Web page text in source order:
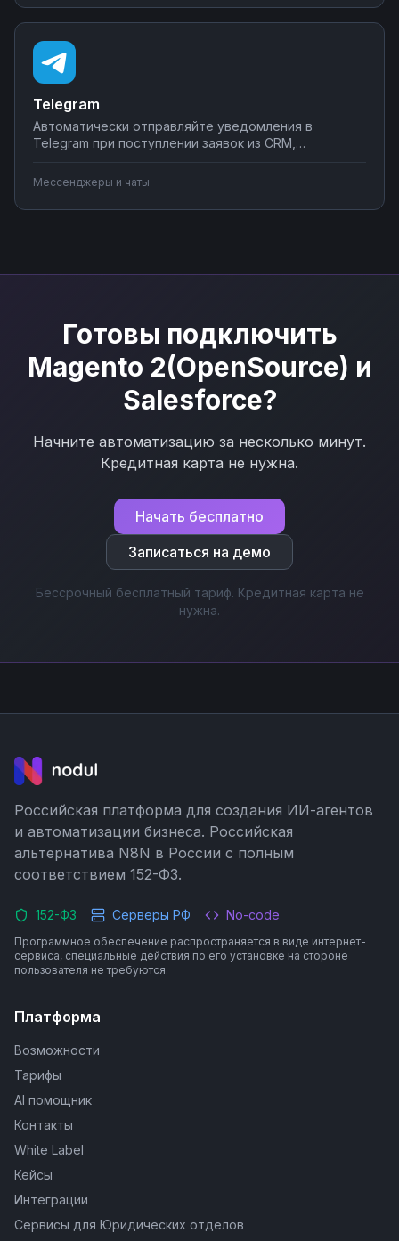
сложных сценариев обработки лидов.
Telegram
Автоматически отправляйте уведомления в
Telegram при поступлении заявок из CRM,
запросов, синхронизируйте сообщения с системами
учета. Подключите мессенджер к вашим бизнес-
процессам через Nodul без программирования за
Мессенджеры и чаты
Готовы подключить
Magento 2(OpenSource) и
Salesforce?
Начните автоматизацию за несколько минут.
Кредитная карта не нужна.
Начать бесплатно
Записаться на демо
Бессрочный бесплатный тариф. Кредитная карта не
нужна.
Российская платформа для создания ИИ-агентов
и автоматизации бизнеса. Российская
альтернатива N8N в России с полным
соответствием 152-ФЗ.
152-ФЗ Серверы РФ No-code
Программное обеспечение распространяется в виде интернет-
сервиса, специальные действия по его установке на стороне
пользователя не требуются.
Платформа
Возможности
Тарифы
AI помощник
Контакты
White Label
Кейсы
Интеграции
Сервисы для Юридических отделов